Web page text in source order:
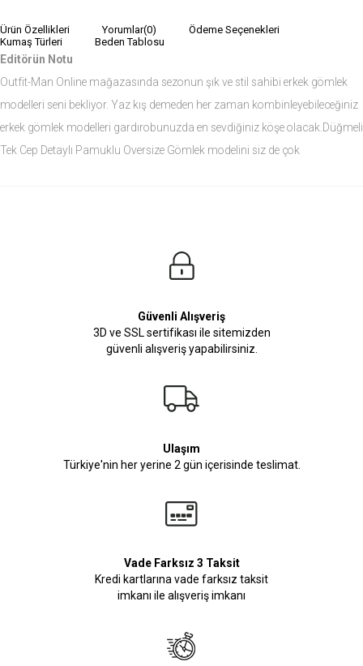
Ürün Özellikleri Yorumlar(0)
Ödeme Seçenekleri
Kumaş Türleri
Beden Tablosu
Editörün Notu
Outfit-Man Online mağazasında sezonun şık ve stil sahibi erkek gömlek
modelleri seni bekliyor. Yaz kış demeden her zaman kombinleyebileceğiniz
erkek gömlek modelleri gardırobunuzda en sevdiğiniz köşe olacak.Düğmeli
Tek Cep Detaylı Pamuklu Oversize Gömlek modelini siz de çok
Güvenli Alışveriş
3D ve SSL sertifikası ile sitemizden
güvenli alışveriş yapabilirsiniz.
Ulaşım
Türkiye'nin her yerine 2 gün içerisinde teslimat.
Vade Farksız 3 Taksit
Kredi kartlarına vade farksız taksit
imkanı ile alışveriş imkanı